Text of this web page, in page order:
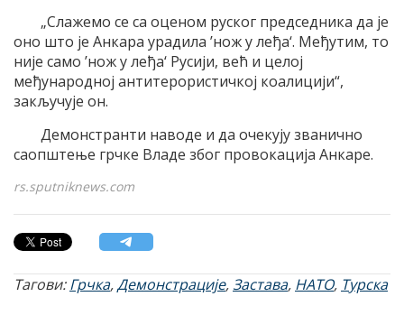
„Слажемо се са оценом руског председника да је
оно што је Анкара урадила ’нож у леђа‘. Међутим, то
није само ’нож у леђа‘ Русији, већ и целој
међународној антитерористичкој коалицији“,
закључује он.
Демонстранти наводе и да очекују званично
саопштење грчке Владе због провокација Анкаре.
rs.sputniknews.com
Тагови:Грчка,Демонстрације,Застава, НАТО, Турска